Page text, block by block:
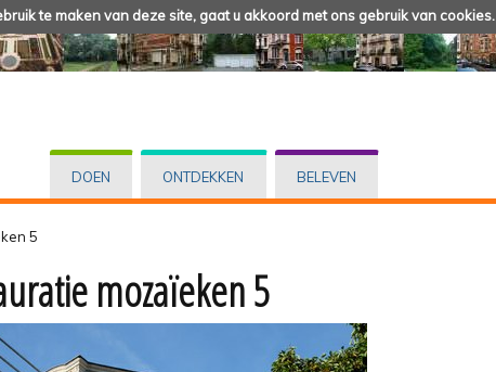
te maken van deze site, gaat u akkoord met ons gebruik van cookies.
DOEN ONTDEKKEN BELEVEN
5
mozaïeken 5